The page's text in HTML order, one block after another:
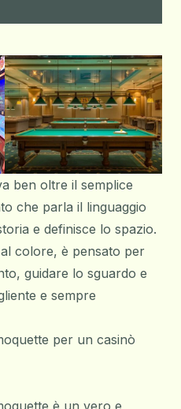
ben oltre il semplice
che parla il linguaggio
e definisce lo spazio.
colore, è pensato per
guidare lo sguardo e
e sempre
per un casinò
è un vero e